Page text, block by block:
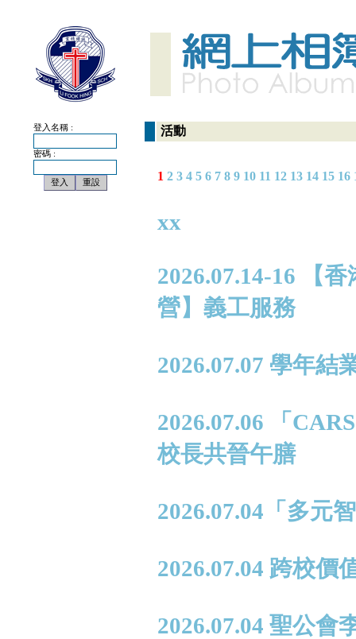
登入名稱 :
密碼 :
活動
1 2 3 4 5 6 7 8 9 10 11 12 13 14 15 16
xx
2026.07.14-16 【
營】義工服務
2026.07.07 學年結
2026.07.06 「
校長共晉午膳
2026.07.04「多元
2026.07.04 跨校價
2026.07.04 聖公會